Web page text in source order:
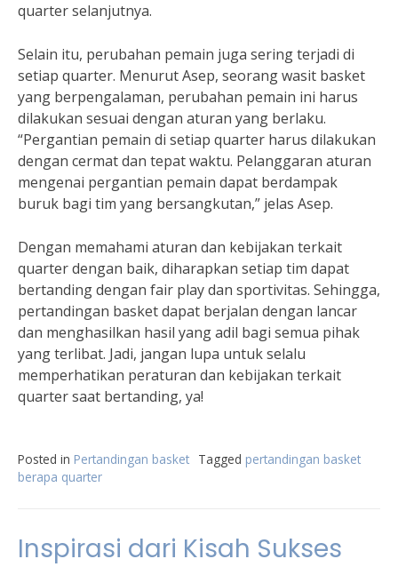
quarter selanjutnya.
Selain itu, perubahan pemain juga sering terjadi di
setiap quarter. Menurut Asep, seorang wasit basket
yang berpengalaman, perubahan pemain ini harus
dilakukan sesuai dengan aturan yang berlaku.
“Pergantian pemain di setiap quarter harus dilakukan
dengan cermat dan tepat waktu. Pelanggaran aturan
mengenai pergantian pemain dapat berdampak
buruk bagi tim yang bersangkutan,” jelas Asep.
Dengan memahami aturan dan kebijakan terkait
quarter dengan baik, diharapkan setiap tim dapat
bertanding dengan fair play dan sportivitas. Sehingga,
pertandingan basket dapat berjalan dengan lancar
dan menghasilkan hasil yang adil bagi semua pihak
yang terlibat. Jadi, jangan lupa untuk selalu
memperhatikan peraturan dan kebijakan terkait
quarter saat bertanding, ya!
Posted in Pertandingan basket Tagged pertandingan basket
berapa quarter
Inspirasi dari Kisah Sukses